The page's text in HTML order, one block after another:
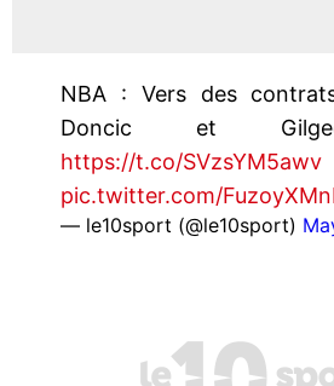
NBA : Vers des
Doncic et
https://t.co/SVzsYM5awv
pic.twitter.com/
— le10sport (@le10sport)